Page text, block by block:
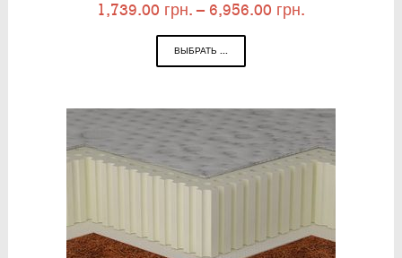
1,739.00 грн. – 6,956.00 грн.
ВЫБРАТЬ ...